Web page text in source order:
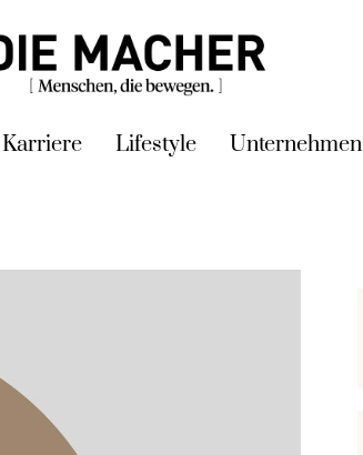
Karriere Lifestyle Unternehmen